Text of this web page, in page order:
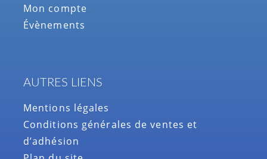
Mon compte
Évènements
AUTRES LIENS
Mentions légales
Conditions générales de ventes et
d’adhésion